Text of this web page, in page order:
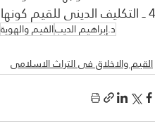
4 ــ التكليف الدينى للقيم كونها تكليف من الله تعالى، وجزء أساسي من الدين
د.إبراهيم الديبالقيم والهوية
القيم والاخلاق فى التراث الاسلامى